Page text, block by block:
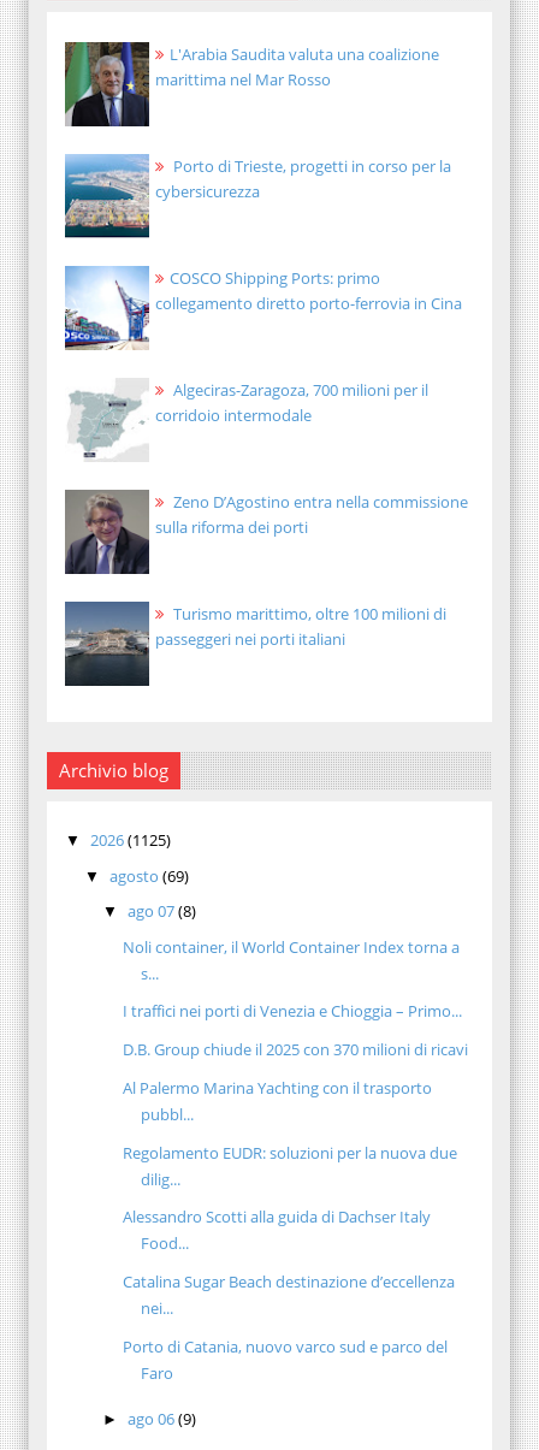
L'Arabia Saudita valuta una coalizione
marittima nel Mar Rosso
Porto di Trieste, progetti in corso per la
cybersicurezza
COSCO Shipping Ports: primo
collegamento diretto porto-ferrovia in Cina
Algeciras-Zaragoza, 700 milioni per il
corridoio intermodale
Zeno D’Agostino entra nella commissione
sulla riforma dei porti
Turismo marittimo, oltre 100 milioni di
passeggeri nei porti italiani
Archivio blog
▼ 2026(1125)
▼ agosto (69)
▼ago 07(8)
Noli container, il World Container Index torna a
s...
I traffici nei porti di Venezia e Chioggia – Primo...
D.B. Group chiude il 2025 con 370 milioni di ricavi
Al Palermo Marina Yachting con il trasporto
pubbl...
Regolamento EUDR: soluzioni per la nuova due
dilig...
Alessandro Scotti alla guida di Dachser Italy
Food...
Catalina Sugar Beach destinazione d’eccellenza
nei...
Porto di Catania, nuovo varco sud e parco del
Faro
►ago 06(9)